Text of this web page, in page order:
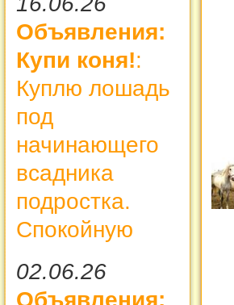
Объявления:
Купи коня!:
Куплю лошадь
под
начинающего
всадника
подростка.
Спокойную
02.06.26
Объявления: